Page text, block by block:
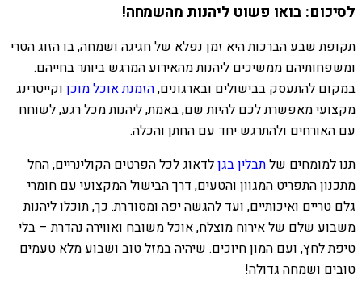
לסיכום: בואו פשוט ליהנות מהשמחה!
תקופת שבע הברכות היא זמן נפלא של חגיגה ושמחה, בו הזוג הטרי
ומשפחותיהם ממשיכים ליהנות מהאירוע המרגש ביותר בחייהם.
במקום להתעסק בבישולים ובארגונים,הזמנת אוכל מוכן וקייטרינג
מקצועי מאפשרת לכם להיות שם, באמת, ליהנות מכל רגע, לשוחח
עם האורחים ולהתרגש יחד עם החתן והכלה.
תנו למומחים שלתבלין בגןלדאוג לכל הפרטים הקולינריים, החל
מתכנון התפריט המגוון והטעים, דרך הבישול המקצועי עם חומרי
גלם טריים ואיכותיים, ועד להגשה יפה ומסודרת. כך, תוכלו ליהנות
משבוע שלם של אירוח מוצלח, אוכל משובח ואווירה נהדרת – בלי
טיפת לחץ, ועם המון חיוכים. שיהיה במזל טוב ושבוע מלא טעמים
טובים ושמחה גדולה!